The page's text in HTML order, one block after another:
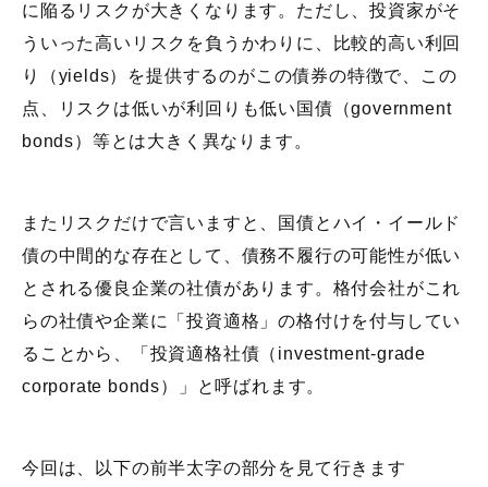
に陥るリスクが大きくなります。ただし、投資家がそ
ういった高いリスクを負うかわりに、比較的高い利回
り（yields）を提供するのがこの債券の特徴で、この
点、リスクは低いが利回りも低い国債（government
bonds）等とは大きく異なります。
またリスクだけで言いますと、国債とハイ・イールド
債の中間的な存在として、債務不履行の可能性が低い
とされる優良企業の社債があります。格付会社がこれ
らの社債や企業に「投資適格」の格付けを付与してい
ることから、「投資適格社債（investment-grade
corporate bonds）」と呼ばれます。
今回は、以下の前半太字の部分を見て行きます